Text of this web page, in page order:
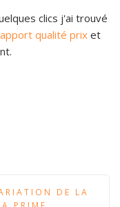
clics j'ai trouvé
qualité prix et
DE LA